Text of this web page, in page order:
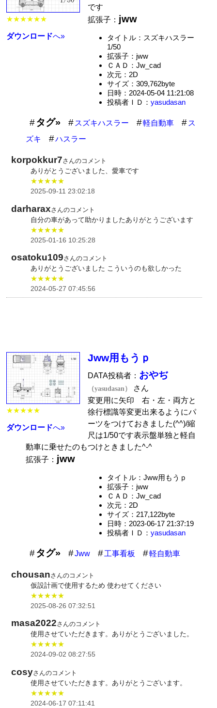
★★★★★★
ダウンロードへ»
です
拡張子： jww
タイトル：スズキハスラー
1/50
拡張子：jww
ＣＡＤ：Jw_cad
次元：2D
サイズ：309,762byte
日時：2024-05-04 11:21:08
投稿者ＩＤ： yasudasan
タグ» スズキハスラー 軽自動車
ス
ズキ
ハスラー
korpokkur7さんのコメント
ありがとうございました、愛車です
★★★★★
2025-09-11 23:02:18
darharaxさんのコメント
自分の車があって助かりましたありがとうございます
★★★★★
2025-01-16 10:25:28
osatoku109さんのコメント
ありがとうございました こういうのも欲しかった
★★★★★
2024-05-27 07:45:56
★★★★★
ダウンロードへ»
Jww用もうｐ
DATA投稿者： おやぢ
（yasudasan）
さん
変更用に矢印 右・左・両方と
徐行標識等変更出来るようにパ
ーツをつけておきました(^^)/縮
尺は1/50です表示盤単独と軽自
動車に乗せたのもつけときました^-^
拡張子： jww
タイトル：Jww用もうｐ
拡張子：jww
ＣＡＤ：Jw_cad
次元：2D
サイズ：217,122byte
日時：2023-06-17 21:37:19
投稿者ＩＤ： yasudasan
タグ» Jww 工事看板 軽自動車
chousanさんのコメント
仮設計画で使用するため 使わせてください
★★★★★
2025-08-26 07:32:51
masa2022さんのコメント
使用させていただきます。ありがとうございました。
★★★★★
2024-09-02 08:27:55
cosyさんのコメント
使用させていただきます。ありがとうございます。
★★★★★
2024-06-17 07:11:41